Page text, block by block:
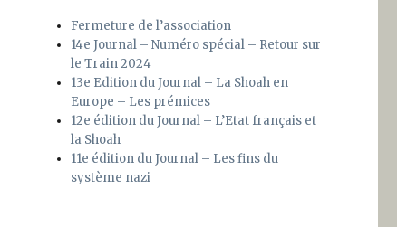
Fermeture de l’association
14e Journal – Numéro spécial – Retour sur
le Train 2024
13e Edition du Journal – La Shoah en
Europe – Les prémices
12e édition du Journal – L’Etat français et
la Shoah
11e édition du Journal – Les fins du
système nazi